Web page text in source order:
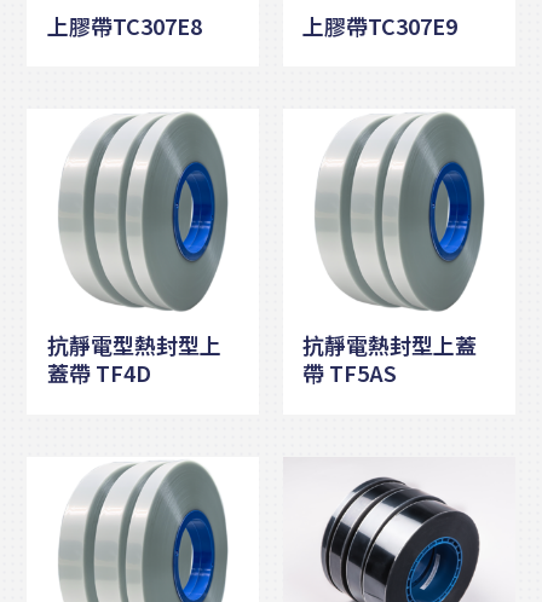
上膠帶TC307E8 上膠帶TC307E9
抗靜電型熱封型上
蓋帶 TF4D
抗靜電熱封型上蓋
帶 TF5AS